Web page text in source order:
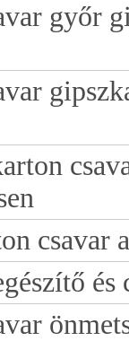
győr
csavar
és